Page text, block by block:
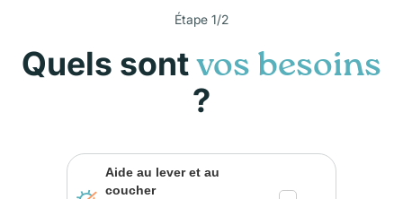
Étape 1/2
Quels sont vos besoins
?
Aide au lever et au
coucher